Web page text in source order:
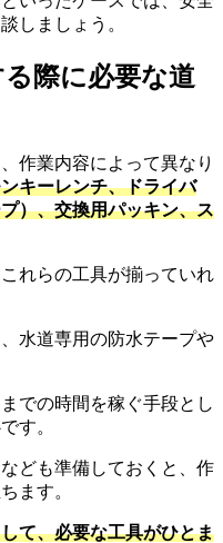
しましょう。
際に必要な道
作業内容によって異なり
キーレンチ、ドライバ
）、交換用パッキン、ス
れらの工具が揃っていれ
水道専用の防水テープや
での時間を稼ぐ手段とし
す。
ども準備しておくと、作
ます。
て、必要な工具がひとま